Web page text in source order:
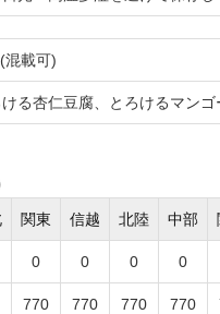
混載可)
ける杏仁豆腐 とろけるマンゴ
関東 信越 北陸 中部
0 0 0 0
770 770 770 770